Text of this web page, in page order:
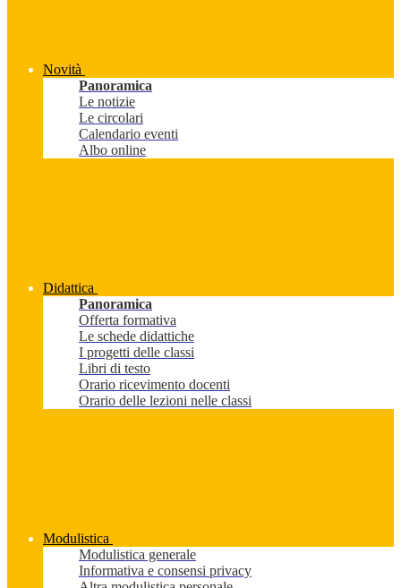
Novità
Panoramica
Le notizie
Le circolari
Calendario eventi
Albo online
Didattica
Panoramica
Offerta formativa
Le schede didattiche
I progetti delle classi
Libri di testo
Orario ricevimento docenti
Orario delle lezioni nelle classi
Modulistica
Modulistica generale
Informativa e consensi privacy